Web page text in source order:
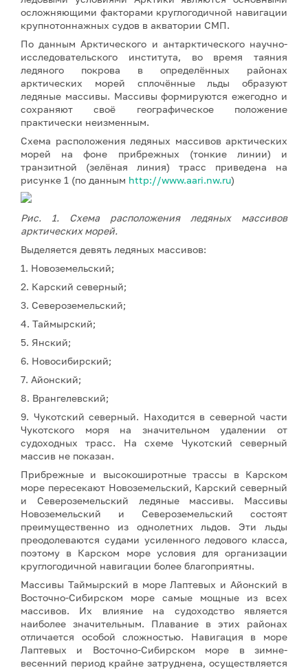
осложняющими факторами круглогодичной навигации
крупнотоннажных судов в акватории СМП.
По данным Арктического и антарктического научно-
исследовательского института, во время таяния
ледяного покрова в определённых районах
арктических морей сплочённые льды образуют
ледяные массивы. Массивы формируются ежегодно и
сохраняют своё географическое положение
практически неизменным.
Схема расположения ледяных массивов арктических
морей на фоне прибрежных (тонкие линии) и
транзитной (зелёная линия) трасс приведена на
рисунке 1 (по данным http://www.aari.nw.ru)
Рис. 1. Схема расположения ледяных массивов
арктических морей.
Выделяется девять ледяных массивов:
1. Новоземельский;
2. Карский северный;
3. Североземельский;
4. Таймырский;
5. Янский;
6. Новосибирский;
7. Айонский;
8. Врангелевский;
9. Чукотский северный. Находится в северной части
Чукотского моря на значительном удалении от
судоходных трасс. На схеме Чукотский северный
массив не показан.
Прибрежные и высокоширотные трассы в Карском
море пересекают Новоземельский, Карский северный
и Североземельский ледяные массивы. Массивы
Новоземельский и Североземельский состоят
преимущественно из однолетних льдов. Эти льды
преодолеваются судами усиленного ледового класса,
поэтому в Карском море условия для организации
круглогодичной навигации более благоприятны.
Массивы Таймырский в море Лаптевых и Айонский в
Восточно-Сибирском море самые мощные из всех
массивов. Их влияние на судоходство является
наиболее значительным. Плавание в этих районах
отличается особой сложностью. Навигация в море
Лаптевых и Восточно-Сибирском море в зимне-
весенний период крайне затруднена, осуществляется